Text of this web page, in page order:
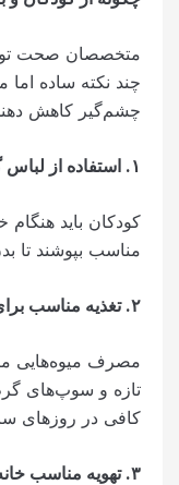
متخصصان صحت
چند نکته ساده اما
چشم‌گیر کاهش
۱. استفاده از لباس
کودکان باید
مناسب بپوشند تا
۲. تغذیه مناسب
مصرف میوه‌هایی
تازه و سوپ‌های
کافی در روزهای
۳. تهویه مناسب